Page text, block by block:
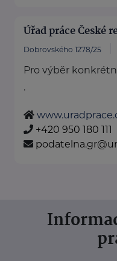
Úřad práce České
Dobrovského 1278/25
Pro výběr
.
+420 950 180 111